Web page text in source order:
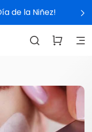
de la Niñez!